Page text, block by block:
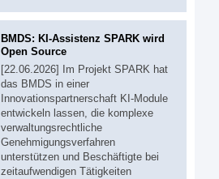
BMDS: KI-Assistenz SPARK wird
Open Source
[22.06.2026] Im Projekt SPARK hat
das BMDS in einer
Innovationspartnerschaft KI-Module
entwickeln lassen, die komplexe
verwaltungsrechtliche
Genehmigungsverfahren
unterstützen und Beschäftigte bei
zeitaufwendigen Tätigkeiten